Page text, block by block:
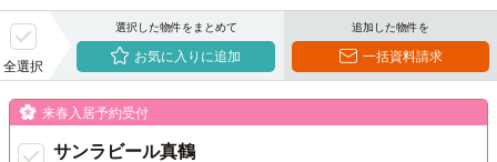
全選択
選択した物件をまとめて
お気に入りに追加
追加した物件を
一括資料請求
来春入居予約受付
サンラビール真鶴